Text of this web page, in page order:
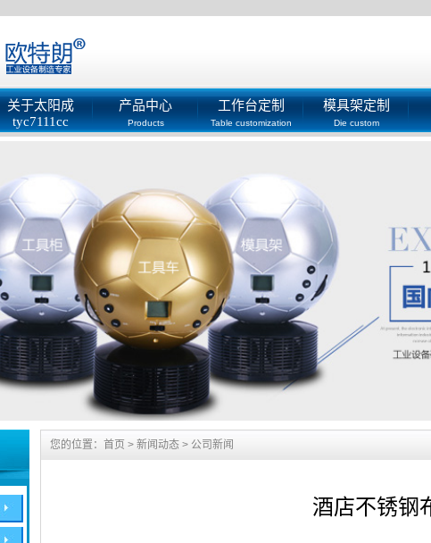
关于太阳成
tyc7111cc
About
产品中心
Products
工作台定制
Table customization
模具架定制
Die custom
您的位置： 首页 > 新闻动态 > 公司新闻
酒店不锈钢